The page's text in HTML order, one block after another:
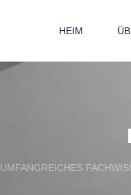
HEIM
UMFANGREICHES